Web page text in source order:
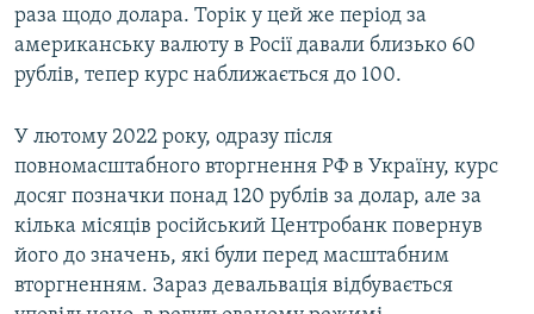
раза щодо долара. Торік у цей же період за
американську валюту в Росії давали близько 60
рублів, тепер курс наближається до 100.
У лютому 2022 року, одразу після
повномасштабного вторгнення РФ в Україну, курс
досяг позначки понад 120 рублів за долар, але за
кілька місяців російський Центробанк повернув
його до значень, які були перед масштабним
вторгненням. Зараз девальвація відбувається